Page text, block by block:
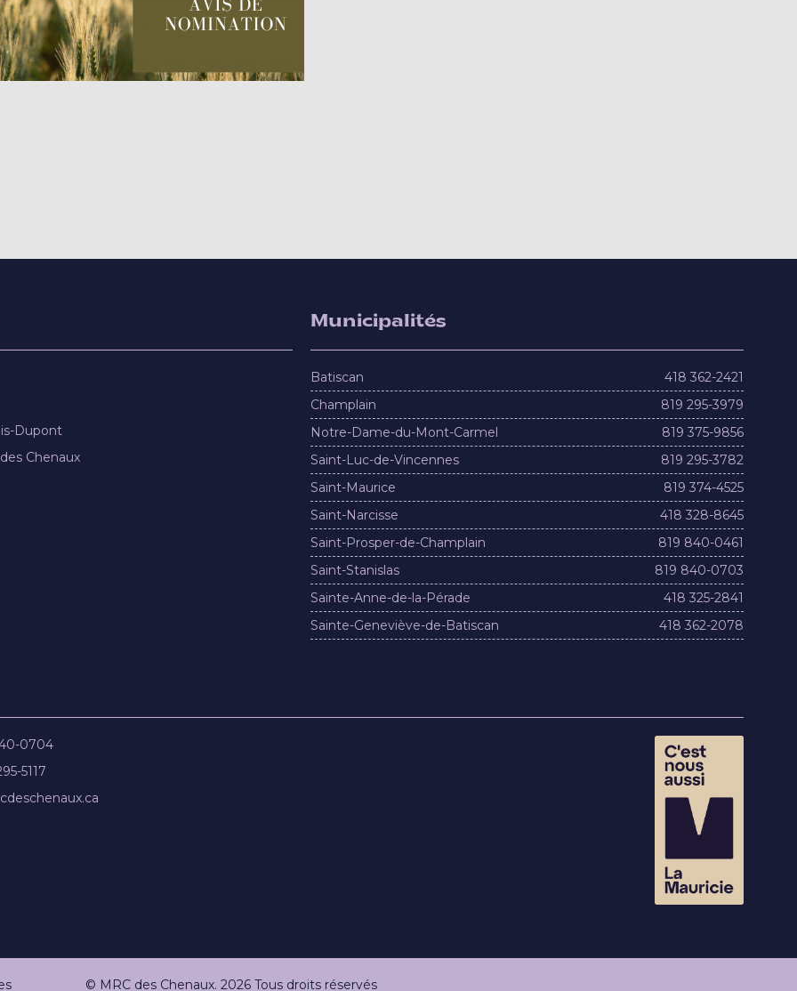
Dupont
Chenaux
Municipalités
Batiscan
418 362-2421
Champlain
819 295-3979
Notre-Dame-du-Mont-Carmel
819 375-9856
Saint-Luc-de-Vincennes
819 295-3782
Saint-Maurice
819 374-4525
Saint-Narcisse
418 328-8645
Saint-Prosper-de-Champlain
819 840-0461
Saint-Stanislas
819 840-0703
Sainte-Anne-de-la-Pérade
418 325-2841
Sainte-Geneviève-de-Batiscan
418 362-2078
0704
5117
© MRC des Chenaux. 2026 Tous droits réservés